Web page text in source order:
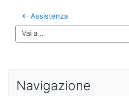
← Assistenza
Vai a...
Blocchi
Navigazione